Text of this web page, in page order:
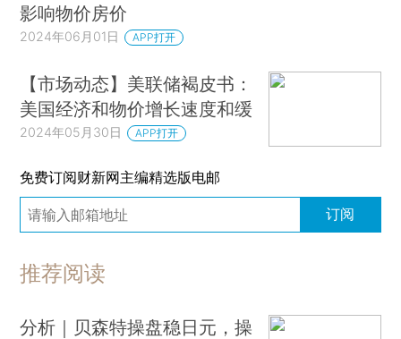
影响物价房价
2024年06月01日 APP打开
【市场动态】美联储褐皮书：
美国经济和物价增长速度和缓
2024年05月30日 APP打开
免费订阅财新网主编精选版电邮
订阅
推荐阅读
分析｜贝森特操盘稳日元，操